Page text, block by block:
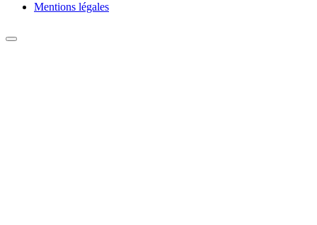
Mentions légales